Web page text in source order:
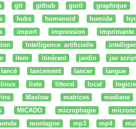
git github goril graphique
hubs humanoid humide
import impression imprimante
Intelligence artificielle
item itinérant jardin jav
lancé lancement lancer langue
linux liste littoral local logiciel
Maslow matrices mediane
MICADO microphagie
montagne mp3 mp4